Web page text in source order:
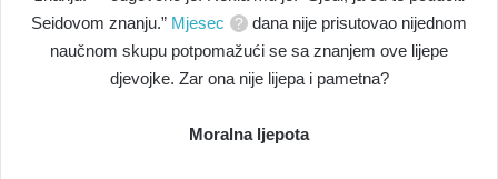
Seidovom znanju.” Mjesec
dana nije prisutovao nijednom
naučnom skupu potpomažući se sa znanjem ove lijepe
djevojke. Zar ona nije lijepa i pametna?
Moralna ljepota